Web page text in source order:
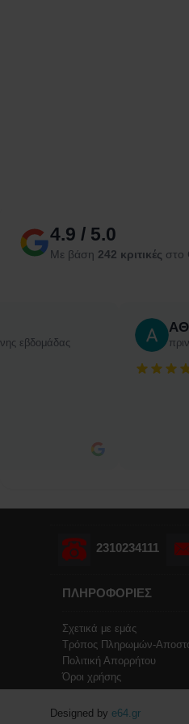
4.9 / 5.0
Με βάση 242 κριτικές στο
εβδομάδας
2310234111
ΠΛΗΡΟΦΟΡΙΕΣ
Σχετικά με εμάς
Τρόπος Πληρωμών-
Πολιτική Απορρήτου
Όροι χρήσης
Designed by e64.gr